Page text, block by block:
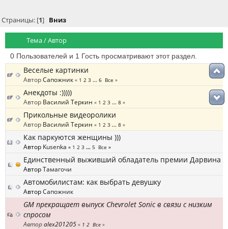
Страницы: [1] Вниз
Тема/Автор
0 Пользователей и 1 Гость просматривают этот раздел.
Веселые картинки
АвторСапожник « 1 2 3 ... 6 Все »
Анекдоты :)))))
Автор Василий Теркин « 1 2 3 ... 8 »
Прикольные видеоролики
Автор Василий Теркин « 1 2 3 ... 8 »
Как паркуются женщины )))
Автор Kusenka « 1 2 3 ... 5 Все »
Единственный выживший обладатель премии Дарвина
АвторТамагочи
Автомобилистам: как выбрать девушку
АвторСапожник
GM прекращает выпуск Chevrolet Sonic в связи с низким
спросом
Авторalex201205 « 1 2 Все »